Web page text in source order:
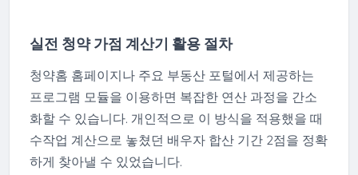
실전 청약 가점 계산기 활용 절차
청약홈 홈페이지나 주요 부동산 포털에서 제공하는
프로그램 모듈을 이용하면 복잡한 연산 과정을 간소
화할 수 있습니다. 개인적으로 이 방식을 적용했을 때
수작업 계산으로 놓쳤던 배우자 합산 기간 2점을 정확
하게 찾아낼 수 있었습니다.